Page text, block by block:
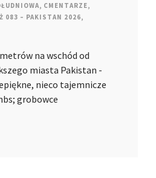
, CMENTARZE,
083 – PAKISTAN 2026,
na wschód od
miasta Pakistan -
nieco tajemnicze
grobowce